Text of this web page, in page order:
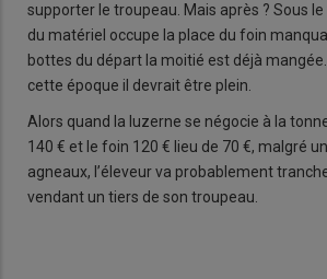
supporter le troupeau. Mais après ? Sous
du matériel occupe la place du foin
bottes du départ la moitié est déjà
cette époque il devrait être plein.
Alors quand la luzerne se négocie à la
140 € et le foin 120 € lieu de 70 €, malgré
agneaux, l’éleveur va probablement
vendant un tiers de son troupeau.